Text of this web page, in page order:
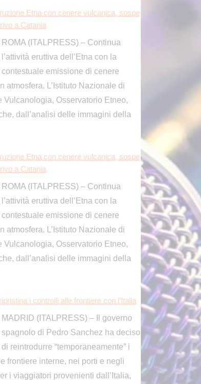
Etna con cenere vulcanica, sospe
a Catania
ROMA (ITALPRESS) – Continua
l’attività eruttiva dell’Etna con la
contestuale emissione di cenere
atmosfera. L’Istituto Nazionale di
Vulcanologia, Osservatorio Etneo,
i controlli alle frontiere con l’Italia
MADRID (ITALPRESS) – Il governo
spagnolo di Pedro Sanchez ha deciso
di reintrodurre “temporaneamente” i
frontiere interne, nei porti e negli
i viaggiatori provenienti dall’Italia,
nella notte vicino Kiev, tre morti tra cui
KIEV (UCRAINA) (ITALPRESS) –
Notte di attacchi russi a Kiev e
dintorni. Il bilancio è di tre persone
un bambino, secondo quando